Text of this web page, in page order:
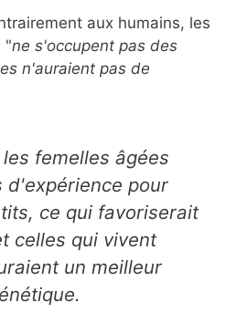
aux humains, les
"ne s'occupent pas des
n'auraient pas de
femelles âgées
d'expérience pour
ce qui favoriserait
celles qui vivent
un meilleur